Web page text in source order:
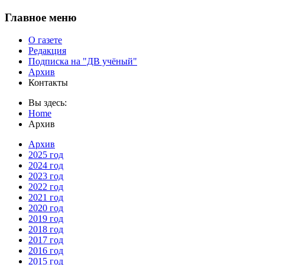
Главное меню
О газете
Редакция
Подписка на "ДВ учёный"
Архив
Контакты
Вы здесь:
Home
Архив
Архив
2025 год
2024 год
2023 год
2022 год
2021 год
2020 год
2019 год
2018 год
2017 год
2016 год
2015 год